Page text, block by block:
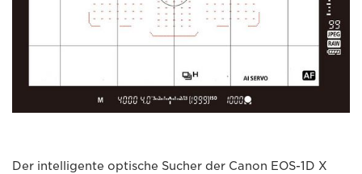
Der intelligente optische Sucher der Canon EOS-1D X